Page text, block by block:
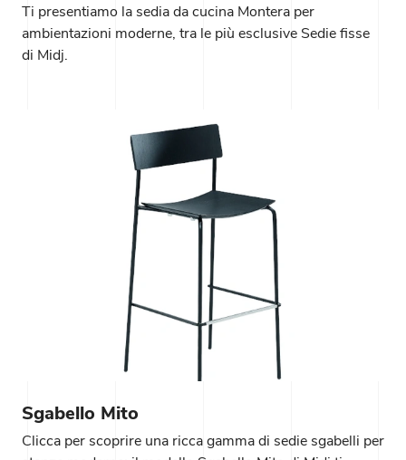
Ti presentiamo la sedia da cucina Montera per
ambientazioni moderne, tra le più esclusive Sedie fisse
di Midj.
Sgabello Mito
Clicca per scoprire una ricca gamma di sedie sgabelli per